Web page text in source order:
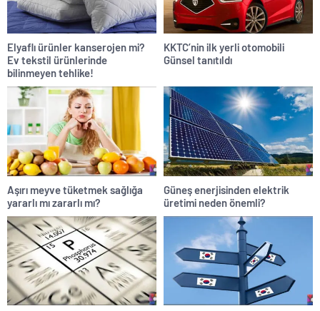
Elyaflı ürünler kanserojen mi?
Ev tekstil ürünlerinde
bilinmeyen tehlike!
KKTC’nin ilk yerli otomobili
Günsel tanıtıldı
Aşırı meyve tüketmek sağlığa
yararlı mı zararlı mı?
Güneş enerjisinden elektrik
üretimi neden önemli?